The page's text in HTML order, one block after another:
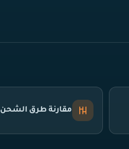
مقارنة طرق الشحن